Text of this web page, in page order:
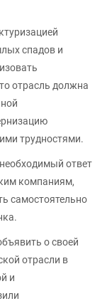
спадов и
отрасль должна
трудностями.
ответ
компаниям,
самостоятельно
о своей
отрасли в
и